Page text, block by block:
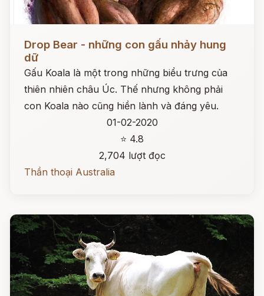
Drop Bear - những con gấu nhảy hung
dữ
Gấu Koala là một trong những biểu trưng của
thiên nhiên châu Úc. Thế nhưng không phải
con Koala nào cũng hiền lành và đáng yêu.
01-02-2020
⭐ 4.8
2,704 lượt đọc
Thần thoại Australia